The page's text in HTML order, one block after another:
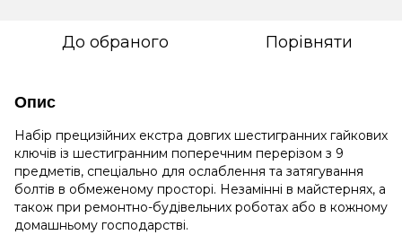
До обраного Порівняти
Опис
Набір прецизійних екстра довгих шестигранних гайкових
ключів із шестигранним поперечним перерізом з 9
предметів, спеціально для ослаблення та затягування
болтів в обмеженому просторі. Незамінні в майстернях, а
також при ремонтно-будівельних роботах або в кожному
домашньому господарстві.